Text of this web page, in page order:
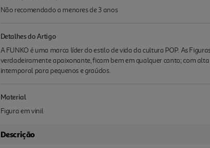
Não recomendado a menores de 3 anos
Detalhes do Artigo
A FUNKO é uma marca líder do estilo de vida da cultura POP. As
verdadeiramente apaixonante, ficam bem em qualquer canto; com
intemporal para pequenos e graúdos.
Material
Figura em vinil
Descrição